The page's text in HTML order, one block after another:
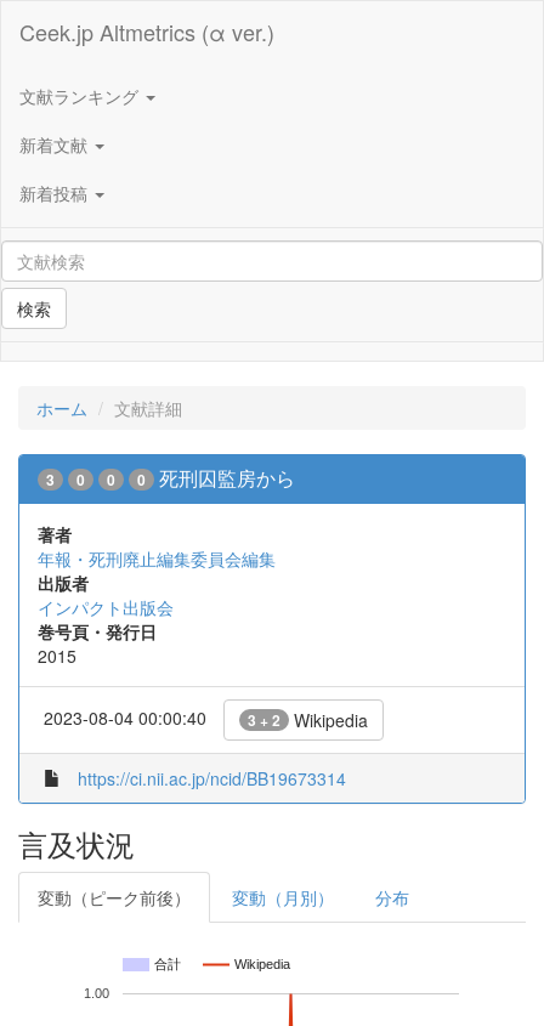
Ceek.jp Altmetrics (α ver.)
文献ランキング
新着文献
新着投稿
検索
ホーム 文献詳細
3 0 0 0 死刑囚監房から
著者
年報・死刑廃止編集委員会編集
出版者
インパクト出版会
巻号頁・発行日
2015
2023-08-04 00:00:40 3 + 2 Wikipedia
https://ci.nii.ac.jp/ncid/BB19673314
言及状況
変動（ピーク前後） 変動（月別） 分布
合計 Wikipedia
1.00